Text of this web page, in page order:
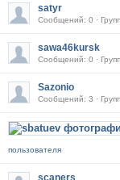
satyr
Сообщений: 0 ·
sawa46kursk
Сообщений: 0 ·
Sazonio
Сообщений: 3 ·
пользователя
scaners